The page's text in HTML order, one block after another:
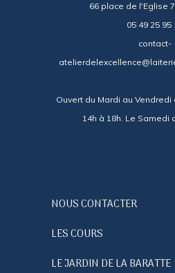
66 place de l'Eglise
05 49 25 95
contact-
Ouvert du Mardi au Vendredi
14h à 18h. Le Samedi
NOUS CONTACTER
LES COURS
LE JARDIN DE LA BARATTE